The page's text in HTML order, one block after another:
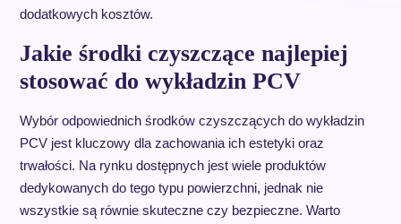
dodatkowych kosztów.
Jakie środki czyszczące najlepiej
stosować do wykładzin PCV
Wybór odpowiednich środków czyszczących do wykładzin
PCV jest kluczowy dla zachowania ich estetyki oraz
trwałości. Na rynku dostępnych jest wiele produktów
dedykowanych do tego typu powierzchni, jednak nie
wszystkie są równie skuteczne czy bezpieczne. Warto